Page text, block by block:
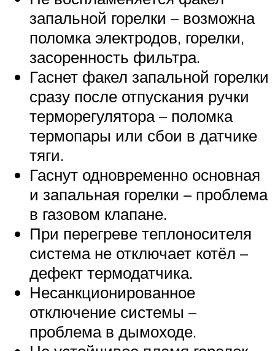
запальной горелки – возможна
поломка электродов, горелки,
засоренность фильтра.
Гаснет факел запальной горелки
сразу после отпускания ручки
терморегулятора – поломка
термопары или сбои в датчике
тяги.
Гаснут одновременно основная
и запальная горелки – проблема
в газовом клапане.
При перегреве теплоносителя
система не отключает котёл –
дефект термодатчика.
Несанкционированное
отключение системы –
проблема в дымоходе.